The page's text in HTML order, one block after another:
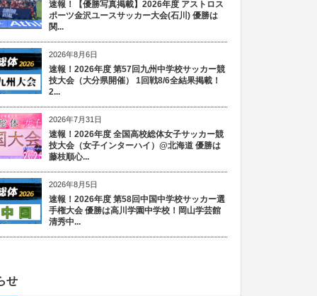
速報！【優勝写真掲載】2026年度 アストロス
ポーツ金沢ユースサッカー大会(石川) 優勝は
関...
2026年8月6日
速報！2026年度 第57回九州中学校サッカー競
技大会（大分県開催） 1回戦8/6全結果掲載！
2...
2026年7月31日
速報！2026年度 全国高校総体女子サッカー競
技大会（女子インターハイ）@北海道 優勝は
藤枝順心...
2026年8月5日
速報！2026年度 第58回中国中学校サッカー選
手権大会 優勝は高川学園中学校！岡山学芸館
清秀中...
せ